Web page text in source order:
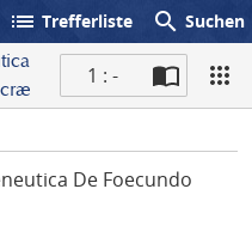
list Trefferliste search Suchen
1 : -
De Foecundo